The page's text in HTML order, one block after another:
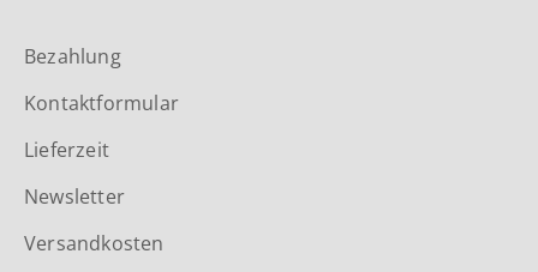
Bezahlung
Kontaktformular
Lieferzeit
Newsletter
Versandkosten